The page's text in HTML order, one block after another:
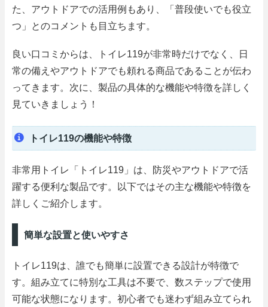
た、アウトドアでの活用例もあり、「普段使いでも役立
つ」とのコメントも目立ちます。
良い口コミからは、トイレ119が非常時だけでなく、日
常の備えやアウトドアでも頼れる商品であることが伝わ
ってきます。次に、製品の具体的な機能や特徴を詳しく
見ていきましょう！
トイレ119の機能や特徴
非常用トイレ「トイレ119」は、防災やアウトドアで活
躍する便利な製品です。以下ではその主な機能や特徴を
詳しくご紹介します。
簡単な設置と使いやすさ
トイレ119は、誰でも簡単に設置できる設計が特徴で
す。組み立てに特別な工具は不要で、数ステップで使用
可能な状態になります。初心者でも迷わず組み立てられ